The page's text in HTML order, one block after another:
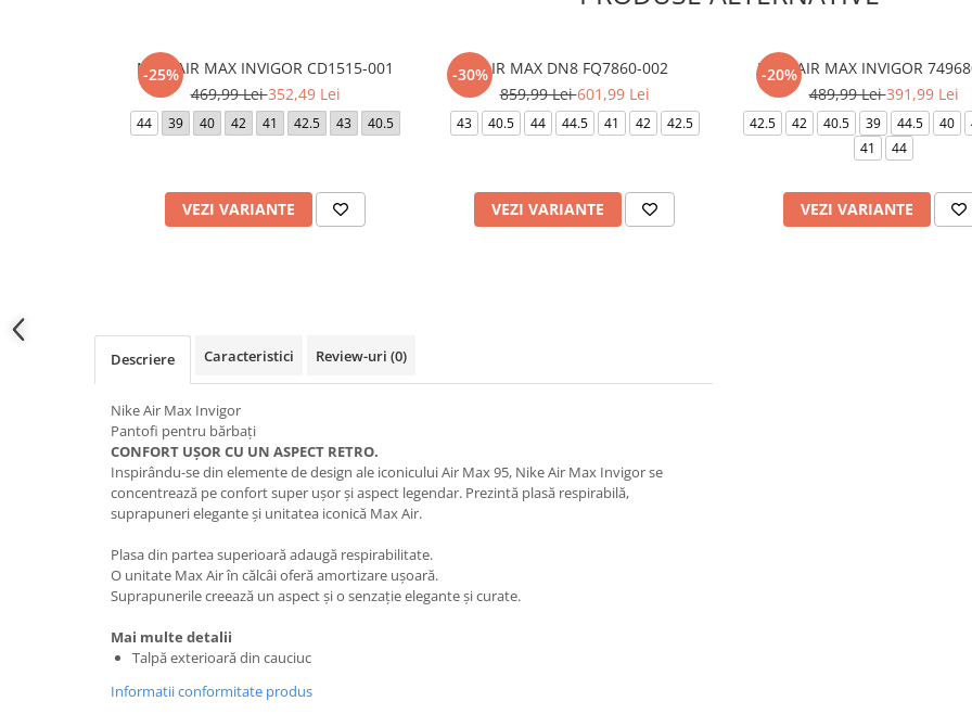
-25%
NIKE AIR MAX INVIGOR CD1515-001
469,99 Lei352,49 Lei
44 39 40 42 41 42.5 43 40.5
VEZI VARIANTE
-30%AIR MAX DN8 FQ7860-002
859,99 Lei601,99 Lei
43 40.5 44 44.5 41 42 42.5
VEZI VARIANTE
-20%
NIKE AIR MAX INVIGOR
489,99 Lei391,99 Lei
42.5 42 40.5 39 44.5 40
41
44
VEZI VARIANTE
Descriere Caracteristici Review-uri (0)
Nike Air Max Invigor
Pantofi pentru bărbați
CONFORT UȘOR CU UN ASPECT RETRO.
Inspirându-se din elemente de design ale iconicului Air Max 95, Nike Air Max Invigor se
concentrează pe confort super ușor și aspect legendar. Prezintă plasă respirabilă,
suprapuneri elegante și unitatea iconică Max Air.
Plasa din partea superioară adaugă respirabilitate.
O unitate Max Air în călcâi oferă amortizare ușoară.
Suprapunerile creează un aspect și o senzație elegante și curate.
Mai multe detalii
Talpă exterioară din cauciuc
Informatii conformitate produs